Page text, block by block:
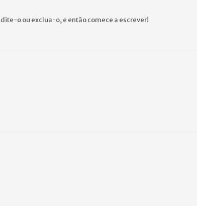
o ou exclua-o, e então comece a escrever!